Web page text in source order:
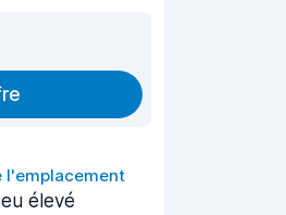
l'emplacement
élevé